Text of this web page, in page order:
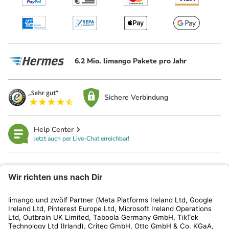
6.2 Mio. limango Pakete pro Jahr
Sichere Verbindung
Help Center
Jetzt auch per Live-Chat erreichbar!
Kundenservice